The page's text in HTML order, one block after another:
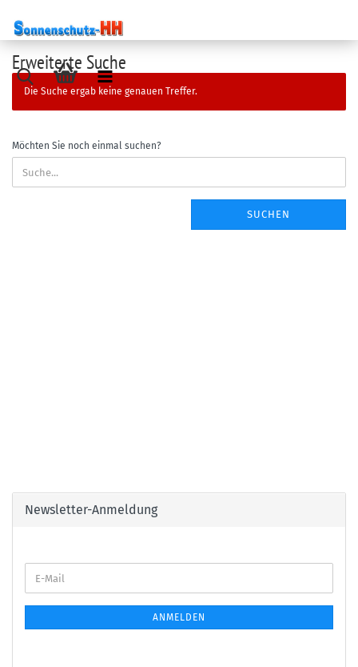
Erweiterte Suche
Die Suche ergab keine genauen Treffer.
Möchten Sie noch einmal suchen?
SUCHEN
Newsletter-Anmeldung
E-
Mail
ANMELDEN